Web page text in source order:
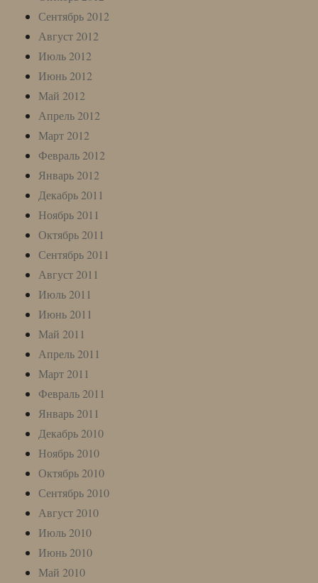
Сентябрь 2012
Август 2012
Июль 2012
Июнь 2012
Май 2012
Апрель 2012
Март 2012
Февраль 2012
Январь 2012
Декабрь 2011
Ноябрь 2011
Октябрь 2011
Сентябрь 2011
Август 2011
Июль 2011
Июнь 2011
Май 2011
Апрель 2011
Март 2011
Февраль 2011
Январь 2011
Декабрь 2010
Ноябрь 2010
Октябрь 2010
Сентябрь 2010
Август 2010
Июль 2010
Июнь 2010
Май 2010